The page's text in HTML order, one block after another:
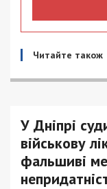
Читайте також
У Дніпрі
військову
фальшиві